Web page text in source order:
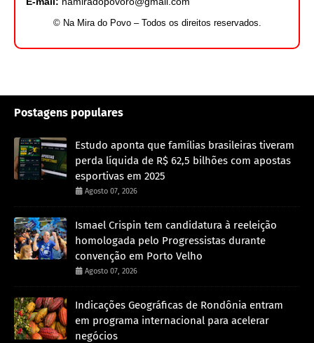
© Na Mira do Povo – Todos os direitos reservados.
Postagens populares
Estudo aponta que famílias brasileiras tiveram
perda líquida de R$ 62,5 bilhões com apostas
esportivas em 2025
Agosto 07, 2026
Ismael Crispin tem candidatura à reeleição
homologada pelo Progressistas durante
convenção em Porto Velho
Agosto 07, 2026
Indicações Geográficas de Rondônia entram
em programa internacional para acelerar
negócios